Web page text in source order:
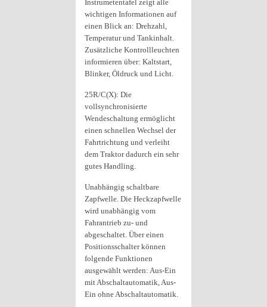
Instrumetentafel zeigt alle
wichtigen Informationen auf
einen Blick an: Drehzahl,
Temperatur und Tankinhalt.
Zusätzliche Kontrollleuchten
informieren über: Kaltstart,
Blinker, Öldruck und Licht.
25R/C(X): Die
vollsynchronisierte
Wendeschaltung ermöglicht
einen schnellen Wechsel der
Fahrtrichtung und verleiht
dem Traktor dadurch ein sehr
gutes Handling.
Unabhängig schaltbare
Zapfwelle. Die Heckzapfwelle
wird unabhängig vom
Fahrantrieb zu- und
abgeschaltet. Über einen
Positionsschalter können
folgende Funktionen
ausgewählt werden: Aus-Ein
mit Abschaltautomatik, Aus-
Ein ohne Abschaltautomatik.